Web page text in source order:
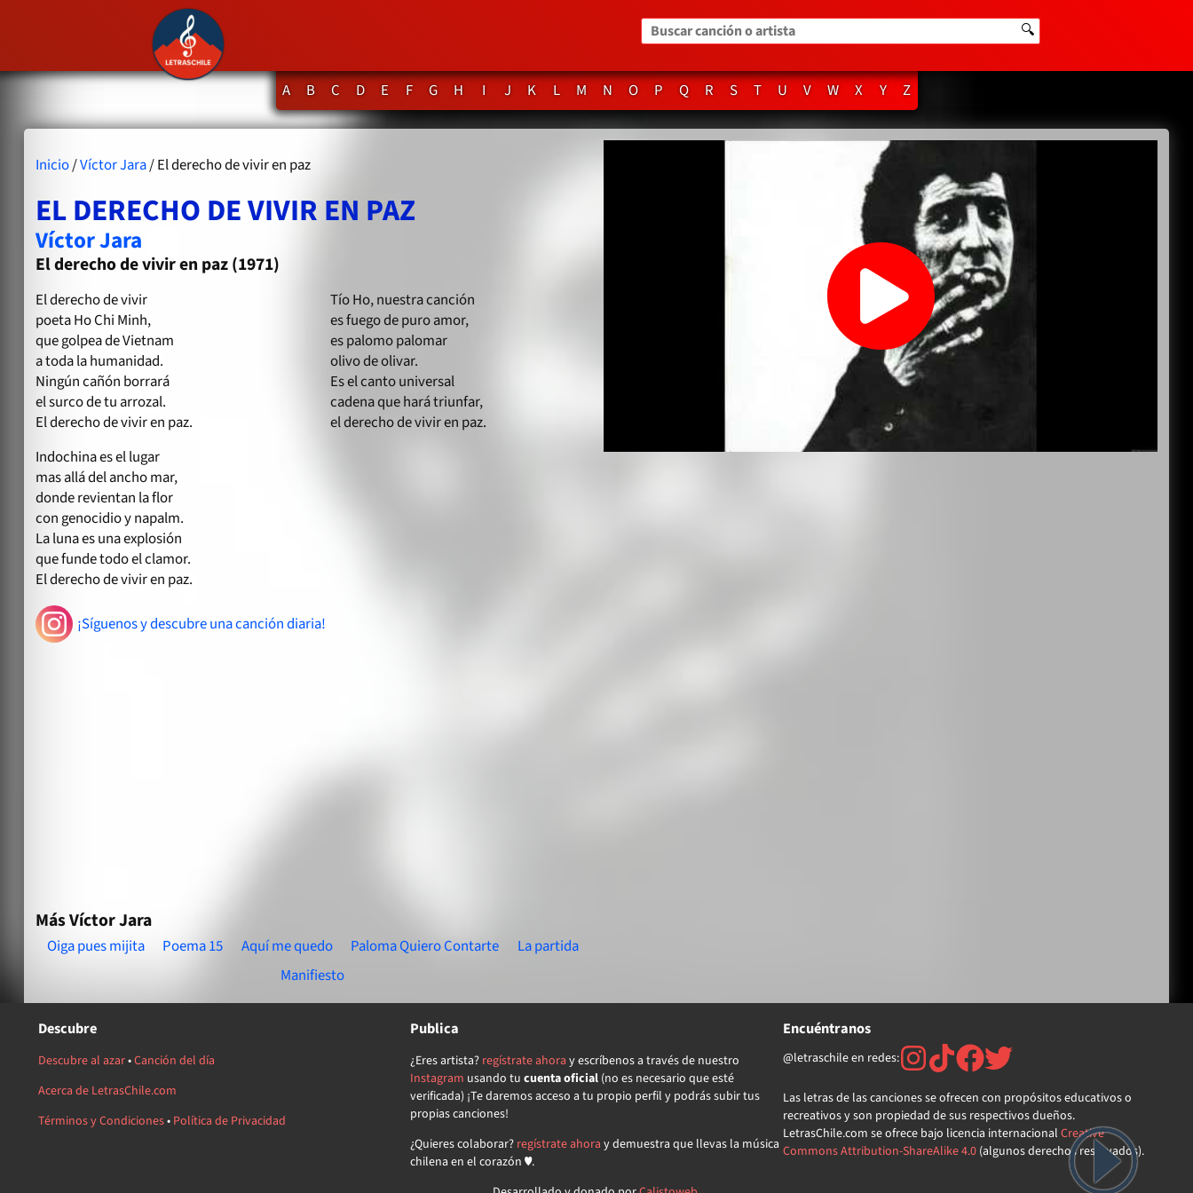
Buscar canción o artista 🔍
A B C D E F G H I J K L M N O P Q R S T U V W X Y Z
Inicio/Víctor Jara/ El derecho de vivir en paz
EL DERECHO DE VIVIR EN PAZ
Víctor Jara
El derecho de vivir en paz (1971)
El derecho de vivir
poeta Ho Chi Minh,
que golpea de Vietnam
a toda la humanidad.
Ningún cañón borrará
el surco de tu arrozal.
El derecho de vivir en paz.
Indochina es el lugar
mas allá del ancho mar,
donde revientan la flor
con genocidio y napalm.
La luna es una explosión
que funde todo el clamor.
El derecho de vivir en paz.
Tío Ho, nuestra canción
es fuego de puro amor,
es palomo palomar
olivo de olivar.
Es el canto universal
cadena que hará triunfar,
el derecho de vivir en paz.
¡Síguenos y descubre una canción diaria!
Más Víctor Jara
Oiga pues mijita Poema 15 Aquí me quedo Paloma Quiero Contarte
La partida
Manifiesto
Descubre
Descubre al azar•Canción del día
Acerca de LetrasChile.com
Términos y Condiciones• Política de Privacidad
Publica
¿Eres artista? regístrate ahora y escríbenos a través de nuestro
Instagram usando tucuenta oficial (no es necesario que esté
verificada) ¡Te daremos acceso a tu propio perfil y podrás subir tus
propias canciones!
¿Quieres colaborar? regístrate ahora y demuestra que llevas la música
chilena en el corazón ♥.
Encuéntranos
@letraschile en redes:
Las letras de las canciones se ofrecen con propósitos educativos o
recreativos y son propiedad de sus respectivos dueños.
LetrasChile.com se ofrece bajo licencia internacional Creative
Commons Attribution-ShareAlike 4.0(algunos derechos reservados).